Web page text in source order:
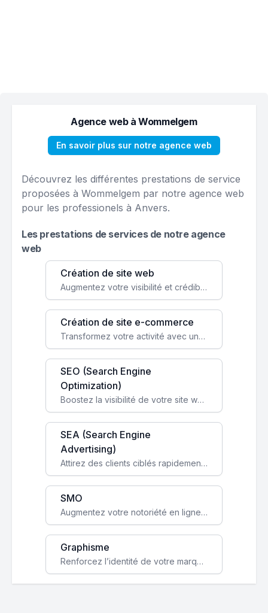
Agence web à Wommelgem
En savoir plus sur notre agence web
Découvrez les différentes prestations de service
proposées à Wommelgem par notre agence web
pour les professionels à Anvers.
Les prestations de services de notre agence
web
Création de site web
Augmentez votre visibilité et crédibilité en ligne avec un site web performant, conçu pour attirer plus de clients.
Création de site e-commerce
Transformez votre activité avec une boutique en ligne, accessible à l'échelle mondiale 24/7.
SEO (Search Engine
Optimization)
Boostez la visibilité de votre site web sur Google et attirez du trafic qualifié grâce à nos stratégies SEO.
SEA (Search Engine
Advertising)
Attirez des clients ciblés rapidement avec des campagnes publicitaires payantes optimisées pour vos objectifs.
SMO
Augmentez votre notoriété en ligne et stimulez la croissance de votre entreprise grâce à une stratégie sociale sur mesure.
Graphisme
Renforcez l’identité de votre marque avec un design unique qui capte l’attention et engage vos clients.